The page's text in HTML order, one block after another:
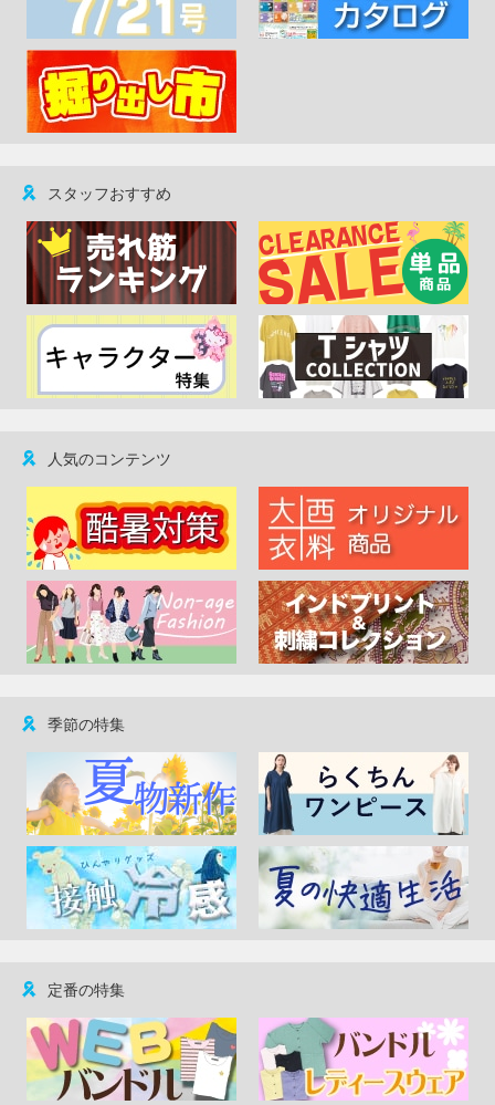
スタッフおすすめ
人気のコンテンツ
季節の特集
定番の特集